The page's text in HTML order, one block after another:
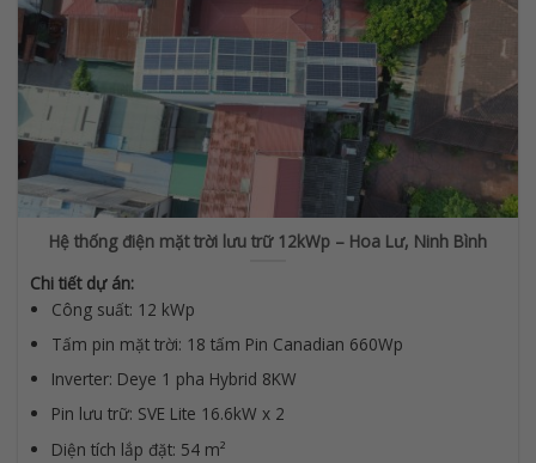
Hệ thống điện mặt trời lưu trữ 12kWp – Hoa Lư, Ninh Bình
Chi tiết dự án:
Công suất: 12 kWp
Tấm pin mặt trời: 18 tấm Pin Canadian 660Wp
Inverter: Deye 1 pha Hybrid 8KW
Pin lưu trữ: SVE Lite 16.6kW x 2
Diện tích lắp đặt: 54 m²